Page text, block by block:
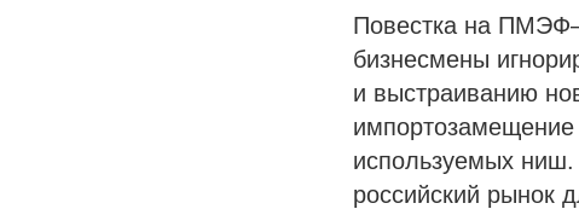
Повестка на
бизнесмены
и выстраиванию
импортозамещение
используемых ниш.
российский рынок